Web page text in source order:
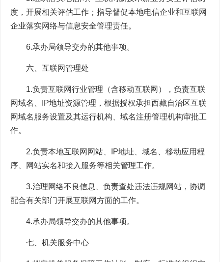
度，开展相关评估工作；指导督促本地电信企业和互联网
企业落实网络与信息安全管理责任。
6.承办局领导交办的其他事项。
六、互联网管理处
1.负责互联网行业管理（含移动互联网），负责互联
网域名、IP地址资源管理，根据授权承担西藏自治区互联
网域名服务设置及其运行机构、域名注册管理机构审批工
作。
2.负责本地互联网网站、IP地址、域名、移动应用程
序、网站实名和接入服务等相关管理工作。
3.治理网络不良信息、负责查处违法违规网站，协调
配合有关部门开展互联网方面的工作。
4.承办局领导交办的其他事项。
七、机关服务中心